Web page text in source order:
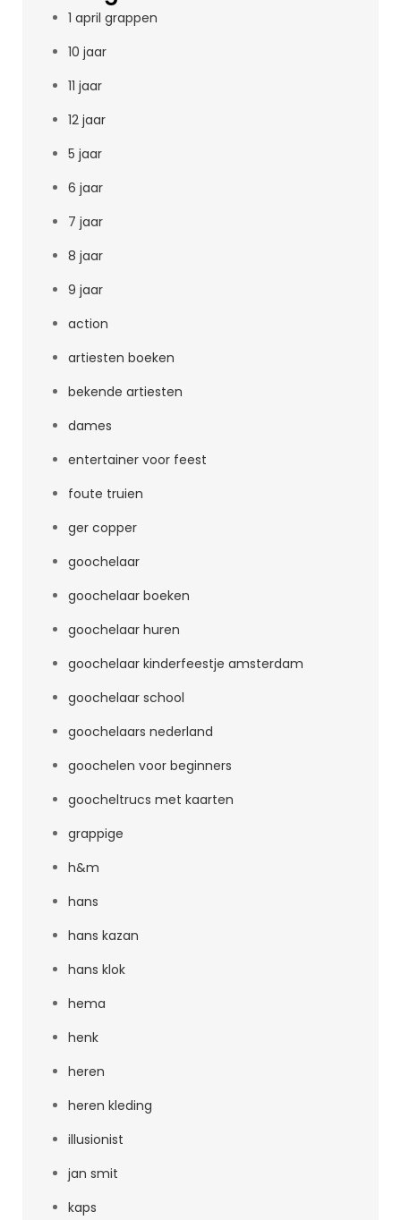
1 april grappen
10 jaar
11 jaar
12 jaar
5 jaar
6 jaar
7 jaar
8 jaar
9 jaar
action
artiesten boeken
bekende artiesten
dames
entertainer voor feest
foute truien
ger copper
goochelaar
goochelaar boeken
goochelaar huren
goochelaar kinderfeestje amsterdam
goochelaar school
goochelaars nederland
goochelen voor beginners
goocheltrucs met kaarten
grappige
h&m
hans
hans kazan
hans klok
hema
henk
heren
heren kleding
illusionist
jan smit
kaps